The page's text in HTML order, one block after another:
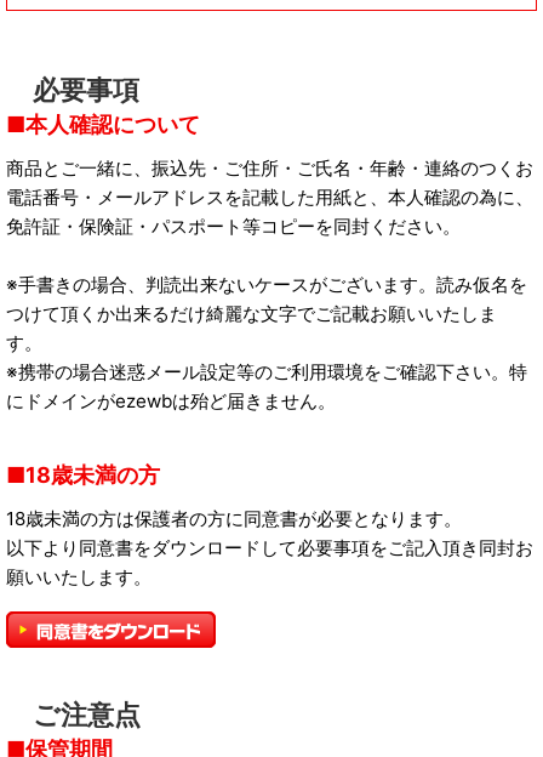
必要事項
本人確認について
商品とご一緒に、振込先・ご住所・ご氏名・年齢・連絡のつくお
電話番号・メールアドレスを記載した用紙と、本人確認の為に、
免許証・保険証・パスポート等コピーを同封ください。
※手書きの場合、判読出来ないケースがございます。読み仮名を
つけて頂くか出来るだけ綺麗な文字でご記載お願いいたしま
す。
※携帯の場合迷惑メール設定等のご利用環境をご確認下さい。特
にドメインがezewbは殆ど届きません。
18歳未満の方
18歳未満の方は保護者の方に同意書が必要となります。
以下より同意書をダウンロードして必要事項をご記入頂き同封お
願いいたします。
ご注意点
保管期間